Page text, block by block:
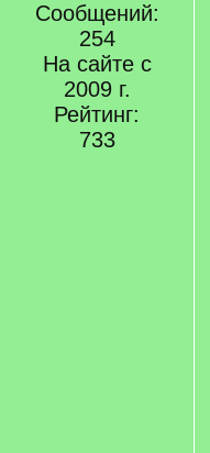
Сообщений:
254
На сайте с
2009 г.
Рейтинг:
733